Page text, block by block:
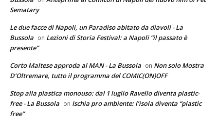
Sematary
Le due facce di Napoli, un Paradiso abitato da diavoli - La
Bussola on Lezioni di Storia Festival: a Napoli “il passato è
presente”
Corto Maltese approda al MAN - La Bussola on Non solo Mostra
D’Oltremare, tutto il programma del COMIC(ON)OFF
Stop alla plastica monouso: dal 1 luglio Ravello diventa plastic-
free - La Bussola on Ischia pro ambiente: l’isola diventa “plastic
free”